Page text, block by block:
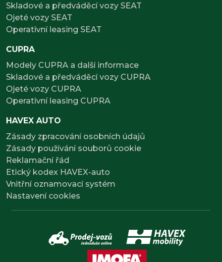
Skladové a předváděcí vozy SEAT
Ojeté vozy SEAT
Operativní leasing SEAT
CUPRA
Modely CUPRA a další informace
Skladové a předváděcí vozy CUPRA
Ojeté vozy CUPRA
Operativní leasing CUPRA
HAVEX AUTO
Zásady zpracování osobních údajů
Zásady používání souborů cookie
Reklamační řád
Etický kodex HAVEX-auto
Vnitřní oznamovací systém
Nastavení cookies